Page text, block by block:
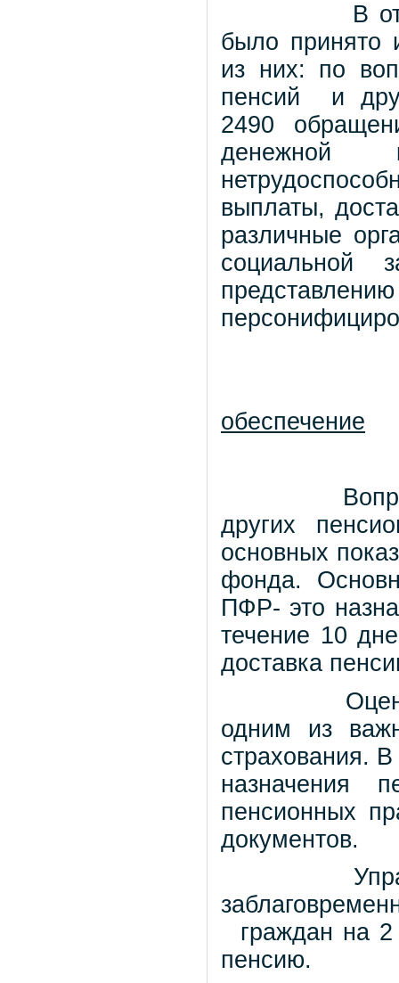
В
было принято
из них: по
пенсий
и
2490
денежной
выплаты,
различные
социальной
обеспечение
других
основных
фонда.
ПФР- это
течение 10
доставка
одним из
страхования.
назначения
пенсионных
документов.
граждан на 2
пенсию.